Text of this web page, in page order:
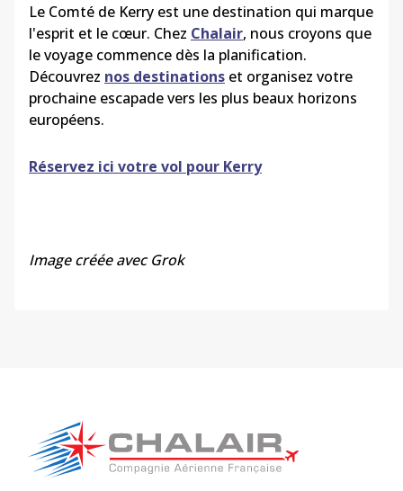
Le Comté de Kerry est une destination qui marque
l'esprit et le cœur. Chez Chalair, nous croyons que
le voyage commence dès la planification.
Découvrez nos destinations et organisez votre
prochaine escapade vers les plus beaux horizons
européens.
Réservez ici votre vol pour Kerry
Image créée avec Grok